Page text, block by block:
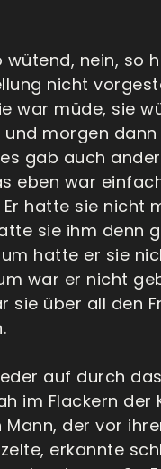
wütend, nein, so
nicht
war müde, sie
morgen dann
gab auch
eben war
hatte sie nicht
sie ihm denn
hatte er sie
war er nicht
sie über all den
auf durch
im Flackern der
Mann, der vor
erkannte